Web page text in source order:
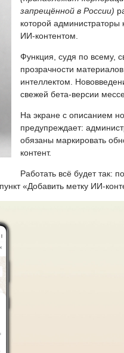
запрещённой в России)
которой администраторы
ИИ-контентом.
Функция, судя по всему,
прозрачности
интеллектом.
свежей бета-версии
На экране с описанием
предупреждает:
обязаны маркировать
контент.
Работать всё будет так:
«Добавить метку ИИ-